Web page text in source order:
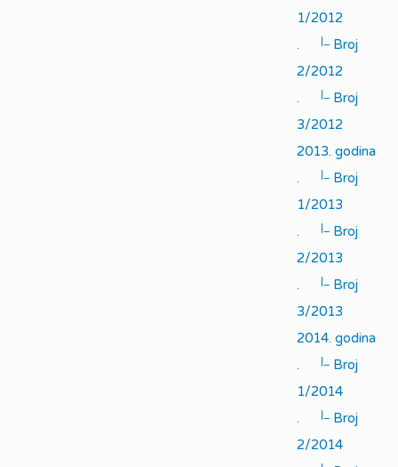
1/2012
.
|_ Broj
2/2012
.
|_ Broj
3/2012
2013. godina
.
|_ Broj
1/2013
.
|_ Broj
2/2013
.
|_ Broj
3/2013
2014. godina
.
|_ Broj
1/2014
.
|_ Broj
2/2014